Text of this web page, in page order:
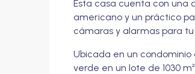
Esta casa cuenta con una
americano y un práctico
cámaras y alarmas para
Ubicada en un
verde en un lote de 1030